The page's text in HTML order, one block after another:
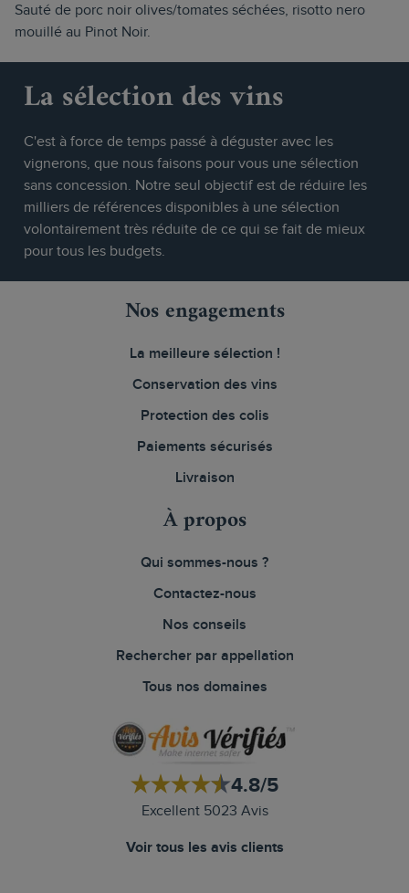
Sauté de porc noir olives/tomates séchées, risotto nero
mouillé au Pinot Noir.
La sélection des vins
C'est à force de temps passé à déguster avec les
vignerons, que nous faisons pour vous une sélection
sans concession. Notre seul objectif est de réduire les
milliers de références disponibles à une sélection
volontairement très réduite de ce qui se fait de mieux
pour tous les budgets.
Nos engagements
La meilleure sélection !
Conservation des vins
Protection des colis
Paiements sécurisés
Livraison
À propos
Qui sommes-nous ?
Contactez-nous
Nos conseils
Rechercher par appellation
Tous nos domaines
4.8/5
Excellent 5023 Avis
Voir tous les avis clients